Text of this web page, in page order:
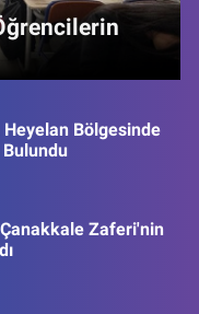
Bölgesinde
Zaferi'nin